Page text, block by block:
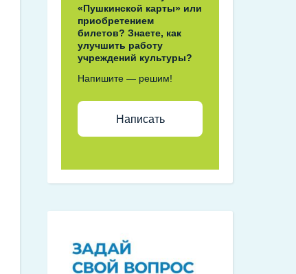
«Пушкинской карты» или
приобретением
билетов? Знаете, как
улучшить работу
учреждений культуры?
Напишите — решим!
Написать